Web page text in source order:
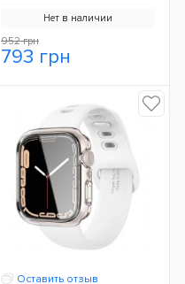
Нет в наличии
952 грн
793 грн
Оставить отзыв